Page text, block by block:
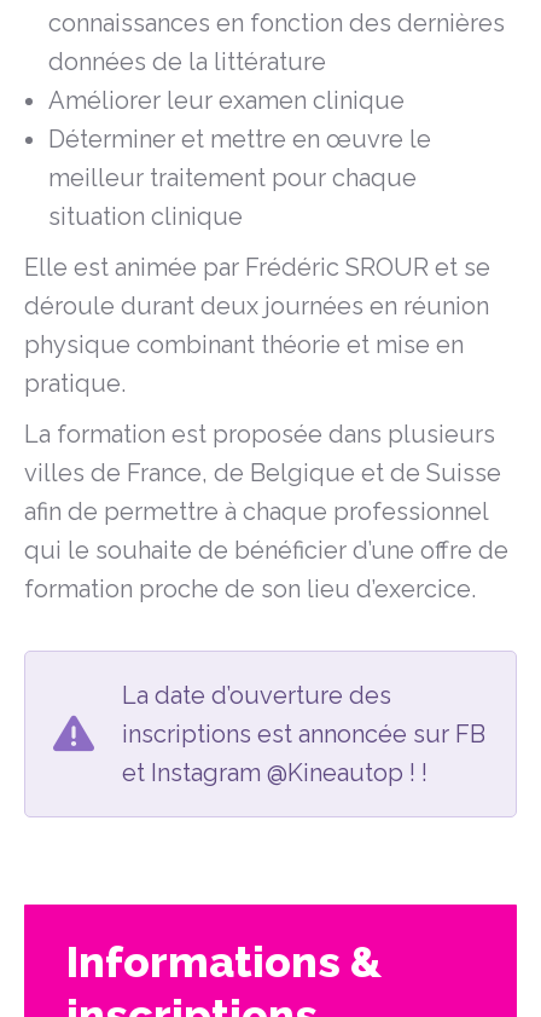
connaissances en fonction des dernières
données de la littérature
Améliorer leur examen clinique
Déterminer et mettre en œuvre le
meilleur traitement pour chaque
situation clinique
Elle est animée par Frédéric SROUR et se
déroule durant deux journées en réunion
physique combinant théorie et mise en
pratique.
La formation est proposée dans plusieurs
villes de France, de Belgique et de Suisse
afin de permettre à chaque professionnel
qui le souhaite de bénéficier d’une offre de
formation proche de son lieu d’exercice.
La date d’ouverture des
inscriptions est annoncée sur FB
et Instagram @Kineautop ! !
Informations &